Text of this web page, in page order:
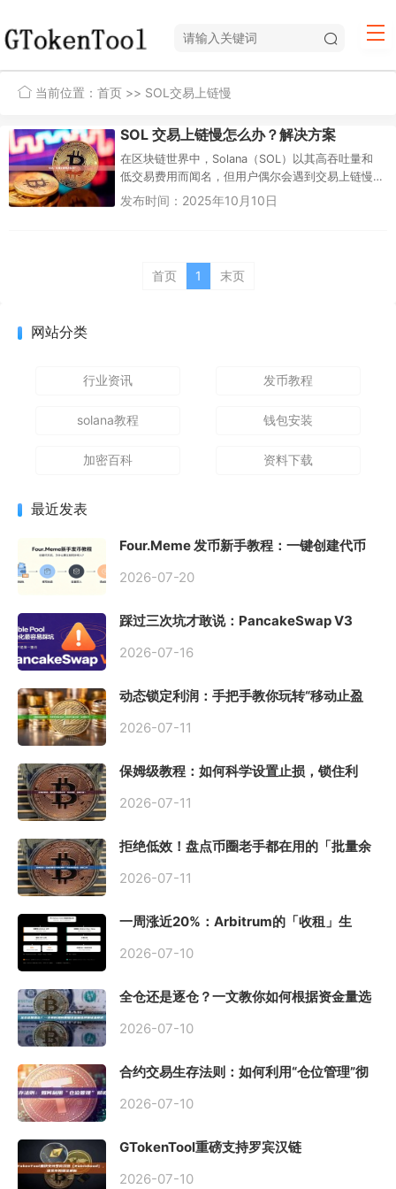
当前位置： 首页 >> SOL交易上链慢
SOL 交易上链慢怎么办？解决方案
在区块链世界中，Solana（SOL）以其高吞吐量和
低交易费用而闻名，但用户偶尔会遇到交易上链慢
的问题，这不仅影响体验，还可能导致错过关键机
发布时间：2025年10月10日
首页 1 末页
网站分类
行业资讯 发币教程
solana教程 钱包安装
加密百科 资料下载
最近发表
Four.Meme 发币新手教程：一键创建代币
2026-07-20
踩过三次坑才敢说：PancakeSwap V3
初始化
2026-07-16
动态锁定利润：手把手教你玩转“移动止盈
2026-07-11
保姆级教程：如何科学设置止损，锁住利
2026-07-11
拒绝低效！盘点币圈老手都在用的「批量余
2026-07-11
一周涨近20%：Arbitrum的「收租」生
2026-07-10
全仓还是逐仓？一文教你如何根据资金量选
2026-07-10
合约交易生存法则：如何利用“仓位管理”彻
2026-07-10
GTokenTool重磅支持罗宾汉链
2026-07-10